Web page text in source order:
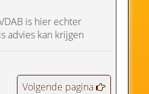
is hier echter
advies kan krijgen
Volgende pagina